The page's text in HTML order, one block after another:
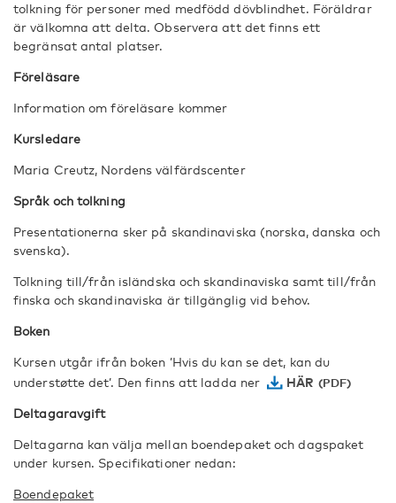
tolkning för personer med medfödd dövblindhet. Föräldrar
är välkomna att delta. Observera att det finns ett
begränsat antal platser.
Föreläsare
Information om föreläsare kommer
Kursledare
Maria Creutz, Nordens välfärdscenter
Språk och tolkning
Presentationerna sker på skandinaviska (norska, danska och
svenska).
Tolkning till/från isländska och skandinaviska samt till/från
finska och skandinaviska är tillgänglig vid behov.
Boken
Kursen utgår ifrån boken ’Hvis du kan se det, kan du
understøtte det’. Den finns att ladda ner
HÄR
Deltagaravgift
Deltagarna kan välja mellan boendepaket och dagspaket
under kursen. Specifikationer nedan:
Boendepaket